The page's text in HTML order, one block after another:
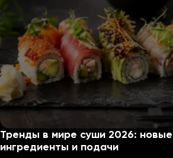
Тренды в мире суши 2026: новые
ингредиенты и подачи